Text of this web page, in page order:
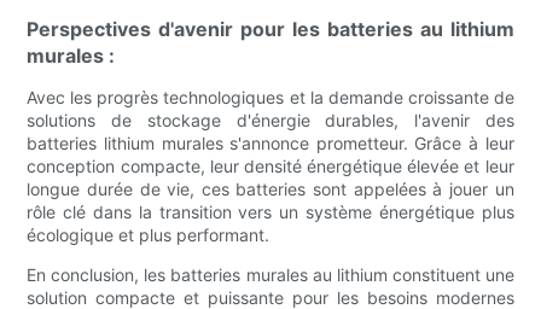
Perspectives d'avenir pour les batteries au lithium
murales :
Avec les progrès technologiques et la demande croissante de
solutions de stockage d'énergie durables, l'avenir des
batteries lithium murales s'annonce prometteur. Grâce à leur
conception compacte, leur densité énergétique élevée et leur
longue durée de vie, ces batteries sont appelées à jouer un
rôle clé dans la transition vers un système énergétique plus
écologique et plus performant.
En conclusion, les batteries murales au lithium constituent une
solution compacte et puissante pour les besoins modernes